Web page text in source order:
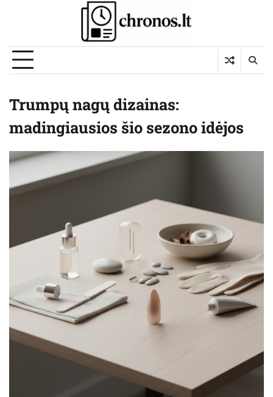
Trumpų nagų dizainas:
madingiausios šio sezono idėjos